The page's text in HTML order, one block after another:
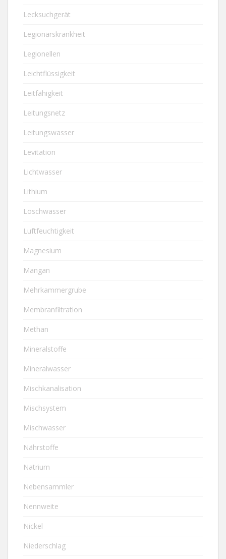
Lecksuchgerät
Legionärskrankheit
Legionellen
Leichtflüssigkeit
Leitfähigkeit
Leitungsnetz
Leitungswasser
Levitation
Lichtwasser
Lithium
Löschwasser
Luftfeuchtigkeit
Magnesium
Mangan
Mehrkammergrube
Membranfiltration
Methan
Mineralstoffe
Mineralwasser
Mischkanalisation
Mischsystem
Mischwasser
Nährstoffe
Natrium
Nebensammler
Nennweite
Nickel
Niederschlag